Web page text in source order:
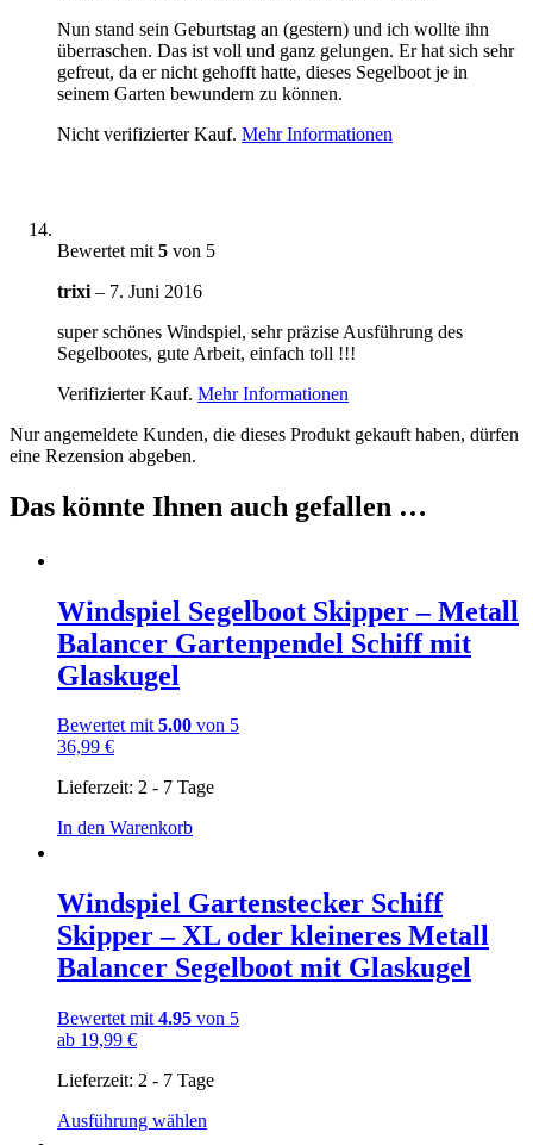
Nun stand sein Geburtstag an (gestern) und ich wollte ihn
überraschen. Das ist voll und ganz gelungen. Er hat sich sehr
gefreut, da er nicht gehofft hatte, dieses Segelboot je in
seinem Garten bewundern zu können.
Nicht verifizierter Kauf. Mehr Informationen
Bewertet mit 5 von 5
trixi – 7. Juni 2016
super schönes Windspiel, sehr präzise Ausführung des
Segelbootes, gute Arbeit, einfach toll !!!
Verifizierter Kauf. Mehr Informationen
Nur angemeldete Kunden, die dieses Produkt gekauft haben, dürfen
eine Rezension abgeben.
Das könnte Ihnen auch gefallen …
Windspiel Segelboot Skipper – Metall
Balancer Gartenpendel Schiff mit
Glaskugel
Bewertet mit5.00 von 5
36,99 €
Lieferzeit: 2 - 7 Tage
In den Warenkorb
Windspiel Gartenstecker Schiff
Skipper – XL oder kleineres Metall
Balancer Segelboot mit Glaskugel
Bewertet mit 4.95 von 5
ab 19,99 €
Lieferzeit: 2 - 7 Tage
Ausführung wählen